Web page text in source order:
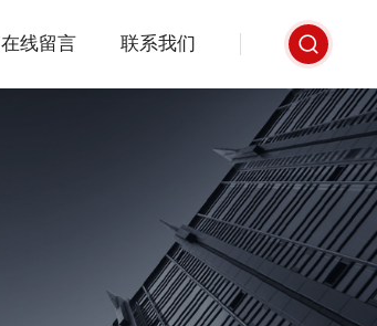
在线留言 联系我们